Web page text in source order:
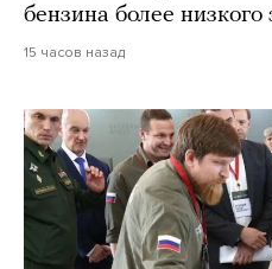
бензина более низкого
15 часов назад